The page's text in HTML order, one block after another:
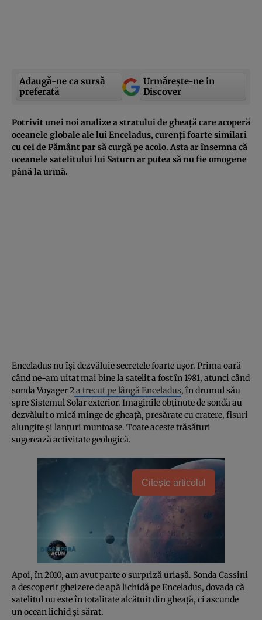
Adaugă-ne ca sursă
preferată
Urmărește-ne in
Discover
Potrivit unei noi analize a stratului de gheață care acoperă
oceanele globale ale lui Enceladus, curenți foarte similari
cu cei de Pământ par să curgă pe acolo. Asta ar însemna că
oceanele satelitului lui Saturn ar putea să nu fie omogene
până la urmă.
Enceladus nu își dezvăluie secretele foarte ușor. Prima oară
când ne-am uitat mai bine la satelit a fost în 1981, atunci când
sonda Voyager 2a trecut pe lângă Enceladus, în drumul său
spre Sistemul Solar exterior. Imaginile obținute de sondă au
dezvăluit o mică minge de gheață, presărate cu cratere, fisuri
alungite și lanțuri muntoase. Toate aceste trăsături
sugerează activitate geologică.
Citește articolul
Apoi, în 2010, am avut parte o surpriză uriașă. Sonda Cassini
a descoperit gheizere de apă lichidă pe Enceladus, dovada că
satelitul nu este în totalitate alcătuit din gheață, ci ascunde
un ocean lichid și sărat.